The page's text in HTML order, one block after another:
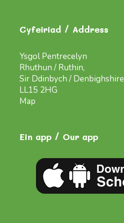
Cyfeiriad / Address
Ysgol Pentrecelyn
Rhuthun / Ruthin,
Sir Ddinbych / Denbighshire
LL15 2HG
Map
Ein app / Our app